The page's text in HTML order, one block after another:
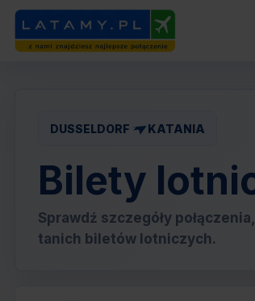
DUSSELDORF KATANIA
Bilety
Sprawdź szczegóły
tanich biletów lotniczych.